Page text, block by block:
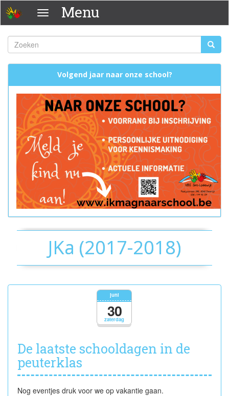
Overslaan
en
naar
de
inhoud
gaan
Menu Menu
Zoekveld
Zoeken
Volgend jaar naar onze school?
JKa (2017-2018)
zaterdag
juni
30
De laatste schooldagen in de
peuterklas
Nog eventjes druk voor we op vakantie gaan.